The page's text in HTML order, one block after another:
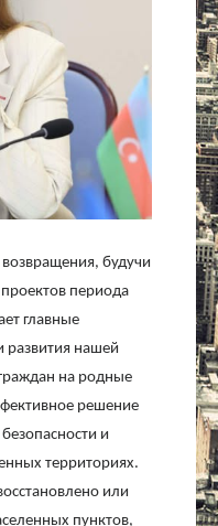
Литература
Актуально
Контакты
будучи
периода
главные
развития нашей
на родные
решение
и
территориях.
или
пунктов,